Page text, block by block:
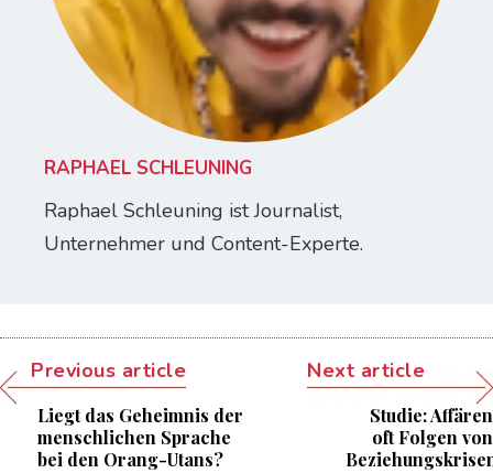
RAPHAEL SCHLEUNING
Raphael Schleuning ist Journalist,
Unternehmer und Content-Experte.
Previous article
Liegt das Geheimnis der
menschlichen Sprache
bei den Orang-Utans?
Next article
Studie: Affären
oft Folgen von